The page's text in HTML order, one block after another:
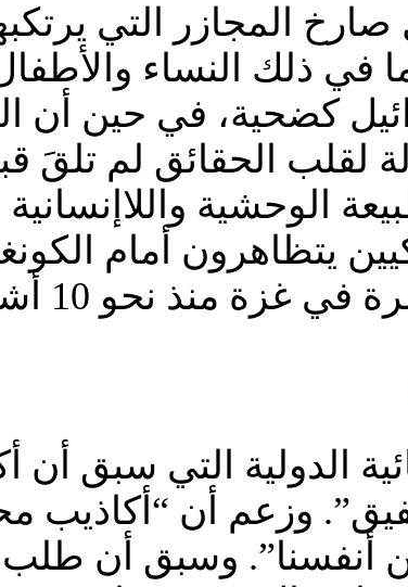
المجازر التي
ذلك النساء
كضحية، في حين أن
لقلب الحقائق لم تلقَ
الوحشية
يتظاهرون أمام
غزة منذ نحو 10 أشهر.
الدولية التي سبق
وزعم أن “أكاذيب
أنفسنا”. وسبق أن